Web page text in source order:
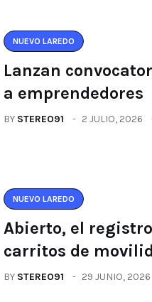
NUEVO LAREDO
Lanzan
a emprendedores
BY STEREO91 2 JULIO, 2026
NUEVO LAREDO
Abierto, el
carritos de
BY STEREO91 29 JUNIO, 2026